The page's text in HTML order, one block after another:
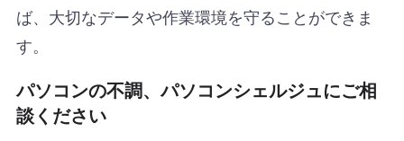
ば、大切なデータや作業環境を守ることができま
す。
パソコンの不調、パソコンシェルジュにご相
談ください